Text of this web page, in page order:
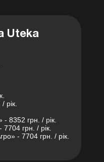
Uteka
рік.
- 8352 грн. / рік.
грн. / рік.
- 7704 грн. / рік.